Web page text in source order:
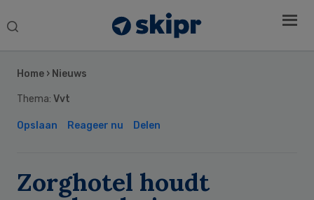
Search
Home › Nieuws
Thema: Vvt
Opslaan Reageer nu Delen
Zorghotel houdt
Sidebar